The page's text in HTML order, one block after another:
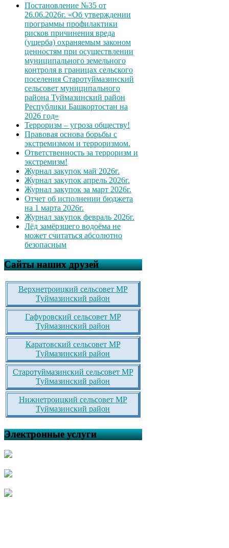
Постановление №35 от
26.06.2026г. «Об утверждении
программы профилактики
рисков причинения вреда
(ущерба) охраняемым законом
ценностям при осуществлении
муниципального земельного
контроля в границах сельского
поселения Старотуймазинский
сельсовет муниципального
района Туймазинский район
Республики Башкортостан на
2026 год»
Терроризм – угроза обществу!
Правовая основа борьбы с
экстремизмом и терроризмом.
Ответственность за терроризм и
экстремизм!
Журнал закупок май 2026г.
Журнал закупок апрель 2026г.
Журнал закупок за март 2026г.
Отчет об исполнении бюджета
на 1 марта 2026г.
Журнал закупок февраль 2026г.
Лёд замёрзшего водоёма не
может считаться абсолютно
безопасным
Сайты наших друзей
Верхнетроицкий сельсовет МР
Туймазинский район
Гафуровский сельсовет МР
Туймазинский район
Каратовский сельсовет МР
Туймазинский район
Старотуймазинский сельсовет МР
Туймазинский район
Нижнетроицкий сельсовет МР
Туймазинский район
Электронные услуги